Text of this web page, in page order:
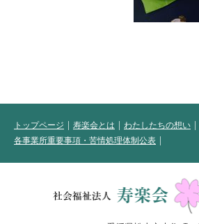
トップページ 寿楽会とは わたしたちの想い
各事業所重要事項・苦情処理体制公表